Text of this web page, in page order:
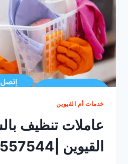
خدمات أم القيوين
عاملات تنظيف
القيوين |0547557544